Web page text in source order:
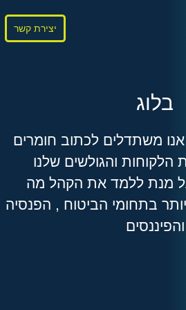
יצירת קשר
בלוג
משתדלים לכתוב חומרים
הלקוחות והגולשים שלנו
מנת ללמד את הקהל מה
בתחומי הביטוח , הפנסיה
והפיננסים